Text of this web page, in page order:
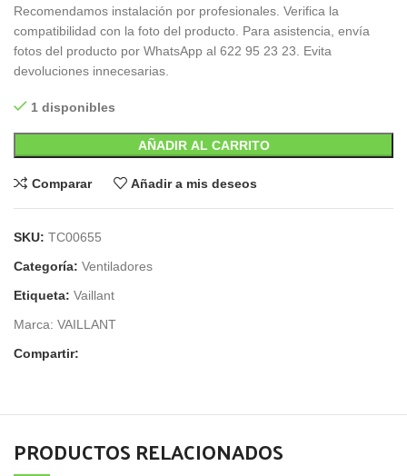
Recomendamos instalación por profesionales. Verifica la
compatibilidad con la foto del producto. Para asistencia, envía
fotos del producto por WhatsApp al 622 95 23 23. Evita
devoluciones innecesarias.
1 disponibles
AÑADIR AL CARRITO
Comparar Añadir a mis deseos
SKU: TC00655
Categoría: Ventiladores
Etiqueta: Vaillant
Marca: VAILLANT
Compartir:
PRODUCTOS RELACIONADOS